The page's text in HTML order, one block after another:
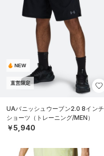
NEW
直営限定
UAバニッシュウーブン2.0 8インチ
ショーツ（トレーニング/MEN）
￥5,940